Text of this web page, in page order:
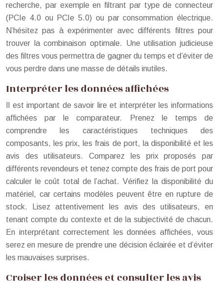
recherche, par exemple en filtrant par type de connecteur
(PCIe 4.0 ou PCIe 5.0) ou par consommation électrique.
N’hésitez pas à expérimenter avec différents filtres pour
trouver la combinaison optimale. Une utilisation judicieuse
des filtres vous permettra de gagner du temps et d’éviter de
vous perdre dans une masse de détails inutiles.
Interpréter les données affichées
Il est important de savoir lire et interpréter les informations
affichées par le comparateur. Prenez le temps de
comprendre les caractéristiques techniques des
composants, les prix, les frais de port, la disponibilité et les
avis des utilisateurs. Comparez les prix proposés par
différents revendeurs et tenez compte des frais de port pour
calculer le coût total de l’achat. Vérifiez la disponibilité du
matériel, car certains modèles peuvent être en rupture de
stock. Lisez attentivement les avis des utilisateurs, en
tenant compte du contexte et de la subjectivité de chacun.
En interprétant correctement les données affichées, vous
serez en mesure de prendre une décision éclairée et d’éviter
les mauvaises surprises.
Croiser les données et consulter les avis